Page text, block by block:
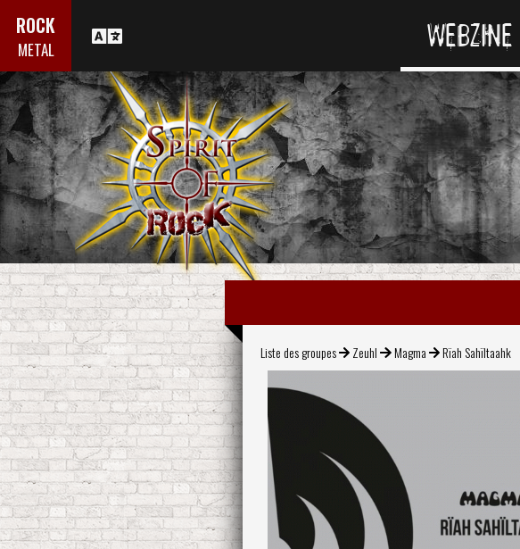
ROCK
METAL WEBZINE
Liste des groupes Zeuhl Magma Rïah Sahïltaahk